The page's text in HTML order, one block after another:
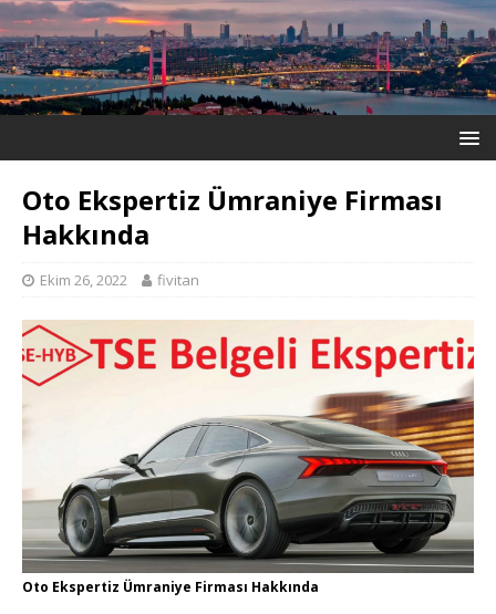
Oto Ekspertiz Ümraniye Firması
Hakkında
Ekim 26, 2022 fivitan
Oto Ekspertiz Ümraniye Firması Hakkında